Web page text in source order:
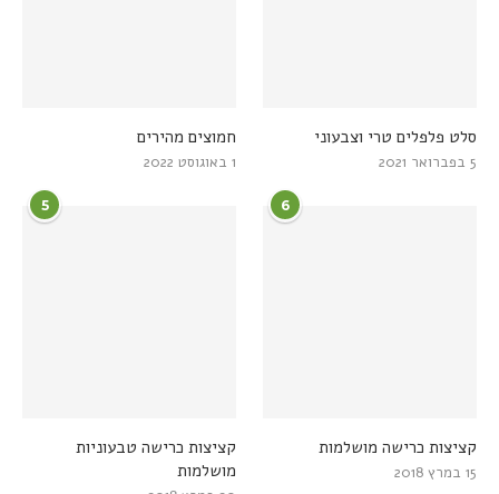
חמוצים מהירים
1 באוגוסט 2022
סלט פלפלים טרי וצבעוני
5 בפברואר 2021
5
קציצות כרישה טבעוניות
מושלמות
6
קציצות כרישה מושלמות
15 במרץ 2018